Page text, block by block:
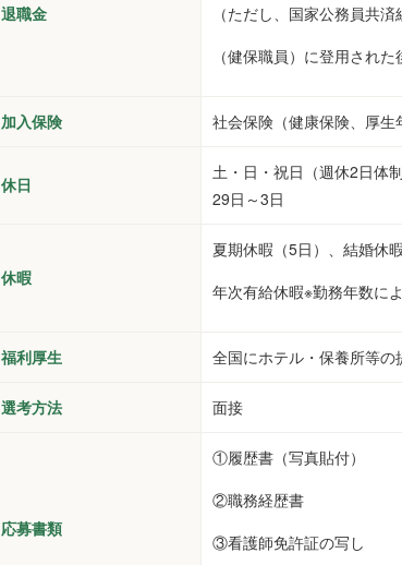
退職金
（ただし、国家公務員共
（健保職員）に登用された
加入保険 社会保険（健康保険、厚
休日
土・日・祝日（週休2日体
29日～3日
休暇
夏期休暇（5日）、結婚休
年次有給休暇※勤務年数に
福利厚生 全国にホテル・保養所等
選考方法 面接
応募書類
①履歴書（写真貼付）
②職務経歴書
③看護師免許証の写し